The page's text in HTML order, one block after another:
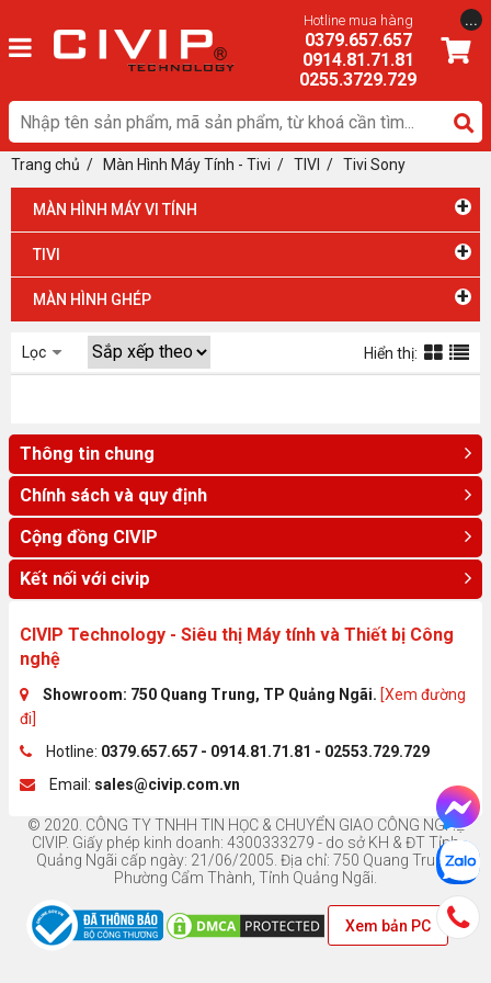
Hotline mua hàng
0379.657.657
0914.81.71.81
0255.3729.729
...
Trang chủ / Màn Hình Máy Tính - Tivi / TIVI / Tivi Sony
MÀN HÌNH MÁY VI TÍNH +
TIVI +
MÀN HÌNH GHÉP +
Lọc Hiển thị:
Thông tin chung
Chính sách và quy định
Cộng đồng CIVIP
Kết nối với civip
CIVIP Technology - Siêu thị Máy tính và Thiết bị Công
nghệ
Showroom: 750 Quang Trung, TP Quảng Ngãi. [Xem đường
đi]
Hotline: 0379.657.657 - 0914.81.71.81 - 02553.729.729
Email: sales@civip.com.vn
© 2020. CÔNG TY TNHH TIN HỌC & CHUYỂN GIAO CÔNG NGHỆ
CIVIP. Giấy phép kinh doanh: 4300333279 - do sở KH & ĐT Tỉnh
Quảng Ngãi cấp ngày: 21/06/2005. Địa chỉ: 750 Quang Trung,
Phường Cẩm Thành, Tỉnh Quảng Ngãi.
Xem bản PC